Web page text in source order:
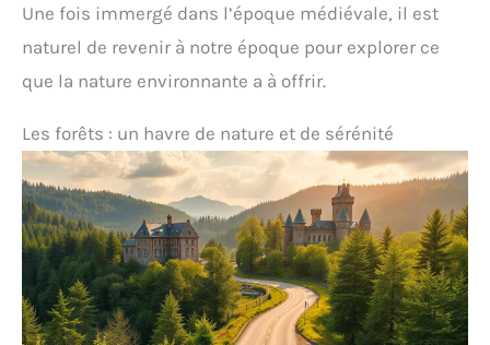
Une fois immergé dans l’époque médiévale, il est
naturel de revenir à notre époque pour explorer ce
que la nature environnante a à offrir.
Les forêts : un havre de nature et de sérénité